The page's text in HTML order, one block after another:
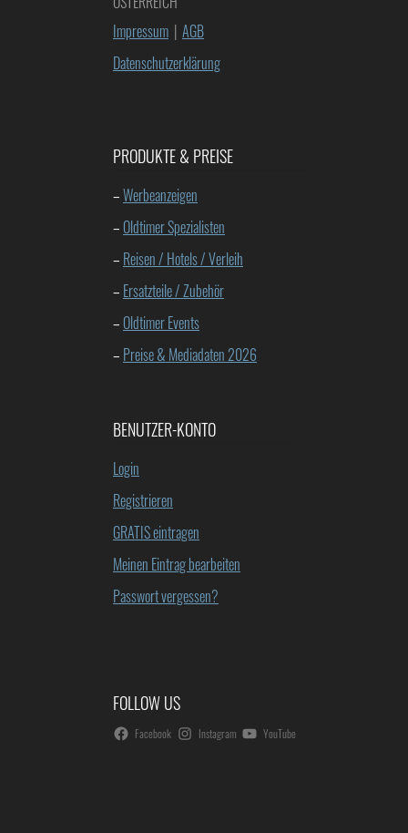
Impressum | AGB
Datenschutzerklärung
PRODUKTE & PREISE
–Werbeanzeigen
– Oldtimer Spezialisten
– Reisen / Hotels / Verleih
– Ersatzteile / Zubehör
– Oldtimer Events
– Preise & Mediadaten 2026
BENUTZER-KONTO
Login
Registrieren
GRATIS eintragen
Meinen Eintrag bearbeiten
Passwort vergessen?
FOLLOW US
Facebook Instagram YouTube